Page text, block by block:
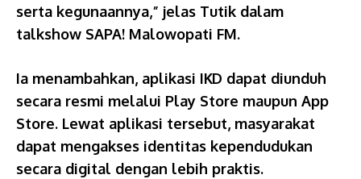
serta kegunaannya,” jelas Tutik dalam
talkshow SAPA! Malowopati FM.
Ia menambahkan, aplikasi IKD dapat diunduh
secara resmi melalui Play Store maupun App
Store. Lewat aplikasi tersebut, masyarakat
dapat mengakses identitas kependudukan
secara digital dengan lebih praktis.